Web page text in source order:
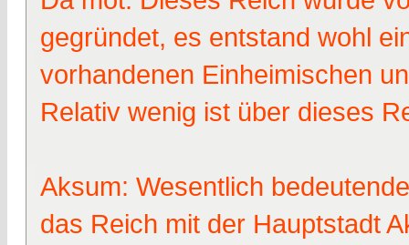
gegründet, es entstand wohl
vorhandenen Einheimischen
Relativ wenig ist über dieses
Aksum: Wesentlich
das Reich mit der Hauptstadt